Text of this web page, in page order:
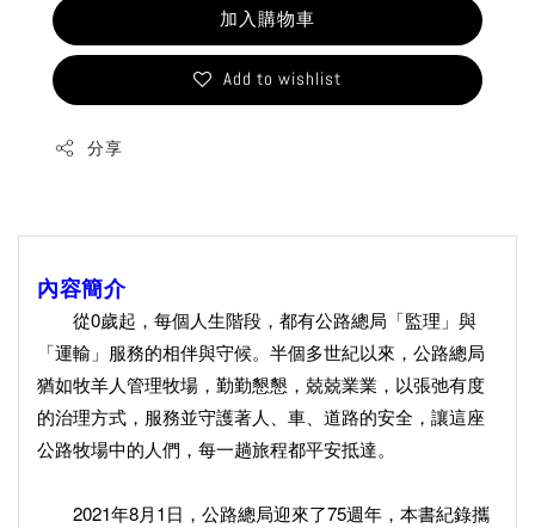
加入購物車
Add to wishlist
分享
內容簡介
從0歲起，每個人生階段，都有公路總局「監理」與
「運輸」服務的相伴與守候。半個多世紀以來，公路總局
猶如牧羊人管理牧場，勤勤懇懇，兢兢業業，以張弛有度
的治理方式，服務並守護著人、車、道路的安全，讓這座
公路牧場中的人們，每一趟旅程都平安抵達。
2021年8月1日，公路總局迎來了75週年，本書紀錄攜